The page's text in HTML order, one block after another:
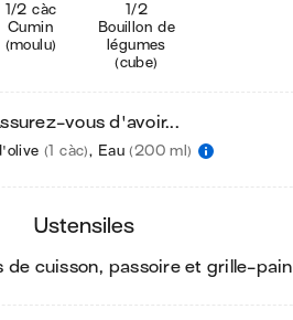
1/2 càc
Cumin
(moulu)
1/2
Bouillon de
légumes
(cube)
vous d'avoir...
(1 càc), Eau (200 ml)
ustensiles
de cuisson, passoire et grille-pain